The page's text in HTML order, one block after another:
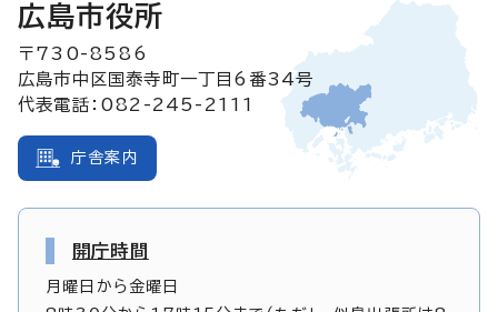
広島市役所
〒730-8586
広島市中区国泰寺町一丁目6番34号
代表電話：082-245-2111
庁舎案内
開庁時間
月曜日から金曜日